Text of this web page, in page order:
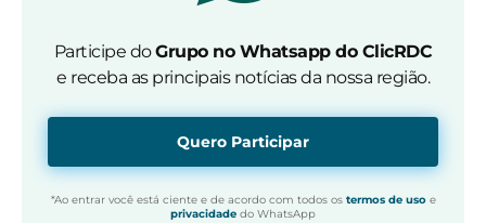
Participe doGrupo no Whatsapp do ClicRDC
e receba as principais notícias da nossa região.
Quero Participar
*Ao entrar você está ciente e de acordo com todos os termos de usoe
privacidade do WhatsApp